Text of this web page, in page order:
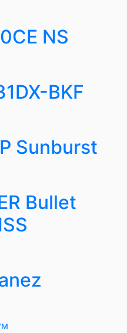
NS
BKF
Sunburst
Bullet